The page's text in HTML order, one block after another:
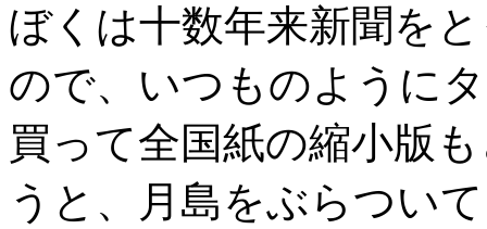
ぼくは十数年来新聞を
ので、いつものように
買って全国紙の縮小版
うと、月島をぶらつい